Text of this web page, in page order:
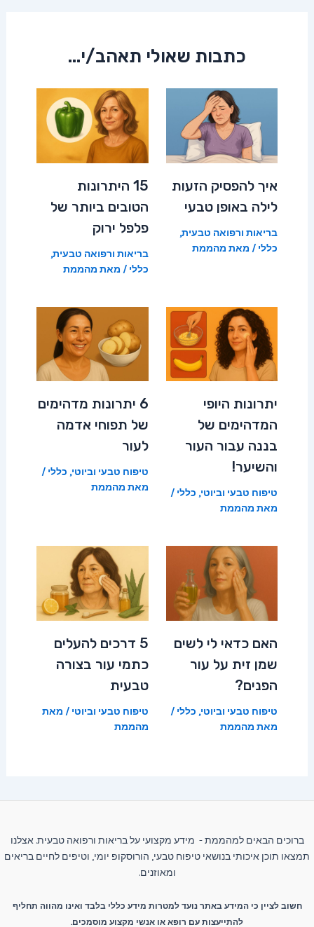
כתבות שאולי תאהב/י...
איך להפסיק הזעות
לילה באופן טבעי
בריאות ורפואה טבעית,
כללי / מאת מהממת
15 היתרונות
הטובים ביותר של
פלפל ירוק
בריאות ורפואה טבעית,
כללי / מאת מהממת
יתרונות היופי
המדהימים של
בננה עבור העור
והשיער!
טיפוח טבעי וביוטי, כללי /
מאת מהממת
6 יתרונות מדהימים
של תפוחי אדמה
לעור
טיפוח טבעי וביוטי, כללי /
מאת מהממת
האם כדאי לי לשים
שמן זית על עור
הפנים?
טיפוח טבעי וביוטי, כללי /
מאת מהממת
5 דרכים להעלים
כתמי עור בצורה
טבעית
טיפוח טבעי וביוטי / מאת
מהממת
ברוכים הבאים למהממת - מידע מקצועי על בריאות ורפואה טבעית. אצלנו
תמצאו תוכן איכותי בנושאי טיפוח טבעי, הורוסקופ יומי, וטיפים לחיים בריאים
ומאוזנים.
חשוב לציין כי המידע באתר נועד למטרות מידע כללי בלבד ואינו מהווה תחליף
להתייעצות עם רופא או אנשי מקצוע מוסמכים.